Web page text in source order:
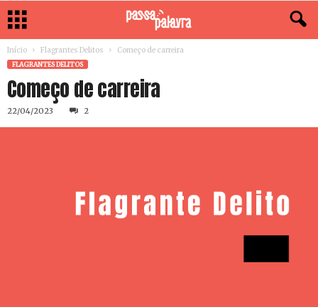
Início Flagrantes Delitos Começo de carreira
FLAGRANTES DELITOS
Começo de carreira
22/04/2023 2